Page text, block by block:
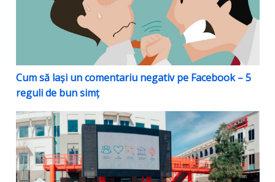
Cum să lași un comentariu negativ pe Facebook – 5
reguli de bun simț
Facebook anunță o nouă direcție